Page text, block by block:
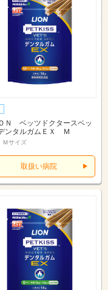
Ｎ ベッツドクタースペッ
ンタルガムＥＸ Ｍ
サイズ
取扱い病院